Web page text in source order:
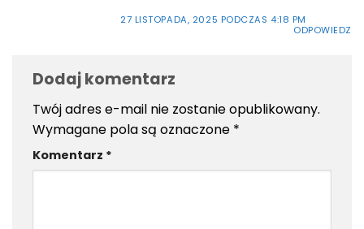
27 LISTOPADA, 2025 PODCZAS 4:18 PM
ODPOWIEDZ
Dodaj komentarz
Twój adres e-mail nie zostanie opublikowany.
Wymagane pola są oznaczone *
Komentarz *